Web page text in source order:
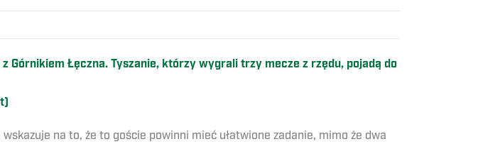
Górnikiem Łęczna. Tyszanie, którzy wygrali trzy mecze z rzędu, pojadą do
na to, że to goście powinni mieć ułatwione zadanie, mimo że dwa